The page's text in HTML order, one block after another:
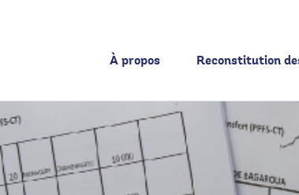
À propos Reconstitution